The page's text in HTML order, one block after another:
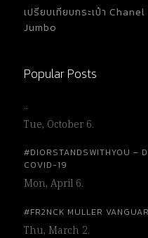
เปรียบเทียบกระเป๋า
Jumbo
Popular Posts
…
Tue, October 6.
#DIORSTANDSWITHYOU
COVID-19
Mon, April 6.
#FR2NCK MULLER
Thu, March 2.